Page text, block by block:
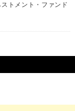
トメント・ファンド